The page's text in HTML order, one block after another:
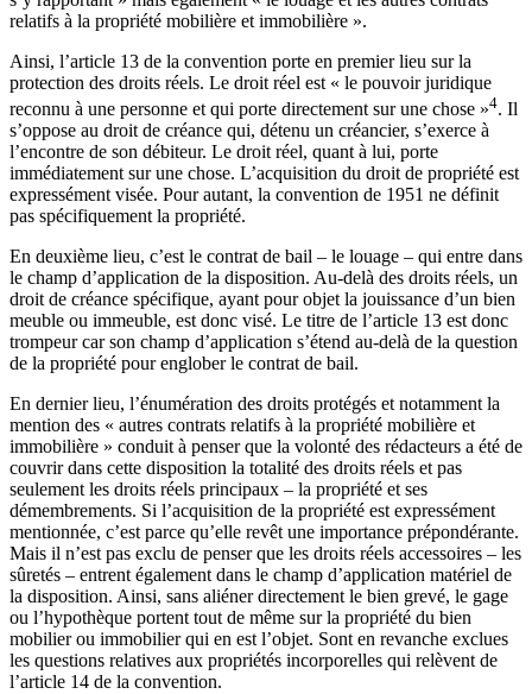
relatifs à la propriété mobilière et immobilière ».
Ainsi, l’article 13 de la convention porte en premier lieu sur la
protection des droits réels. Le droit réel est « le pouvoir juridique
reconnu à une personne et qui porte directement sur une chose »4. Il
s’oppose au droit de créance qui, détenu un créancier, s’exerce à
l’encontre de son débiteur. Le droit réel, quant à lui, porte
immédiatement sur une chose. L’acquisition du droit de propriété est
expressément visée. Pour autant, la convention de 1951 ne définit
pas spécifiquement la propriété.
En deuxième lieu, c’est le contrat de bail – le louage – qui entre dans
le champ d’application de la disposition. Au-delà des droits réels, un
droit de créance spécifique, ayant pour objet la jouissance d’un bien
meuble ou immeuble, est donc visé. Le titre de l’article 13 est donc
trompeur car son champ d’application s’étend au-delà de la question
de la propriété pour englober le contrat de bail.
En dernier lieu, l’énumération des droits protégés et notamment la
mention des « autres contrats relatifs à la propriété mobilière et
immobilière » conduit à penser que la volonté des rédacteurs a été de
couvrir dans cette disposition la totalité des droits réels et pas
seulement les droits réels principaux – la propriété et ses
démembrements. Si l’acquisition de la propriété est expressément
mentionnée, c’est parce qu’elle revêt une importance prépondérante.
Mais il n’est pas exclu de penser que les droits réels accessoires – les
sûretés – entrent également dans le champ d’application matériel de
la disposition. Ainsi, sans aliéner directement le bien grevé, le gage
ou l’hypothèque portent tout de même sur la propriété du bien
mobilier ou immobilier qui en est l’objet. Sont en revanche exclues
les questions relatives aux propriétés incorporelles qui relèvent de
l’article 14 de la convention.